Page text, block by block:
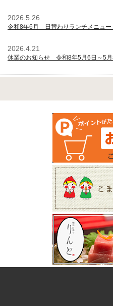
2026.5.26
令和8年6月 日替わりランチメニュー
2026.4.21
休業のお知らせ 令和8年5月6日～5